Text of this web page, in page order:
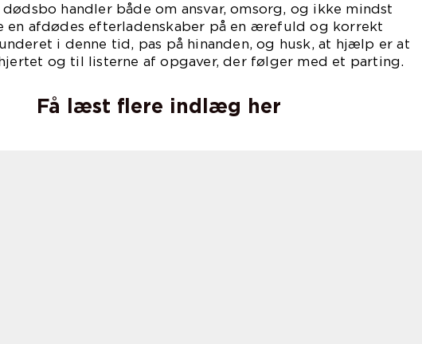
handler både om ansvar, omsorg, og ikke mindst
en afdødes efterladenskaber på en ærefuld og korrekt
i denne tid, pas på hinanden, og husk, at hjælp er at
og til listerne af opgaver, der følger med et parting.
Få læst flere indlæg her